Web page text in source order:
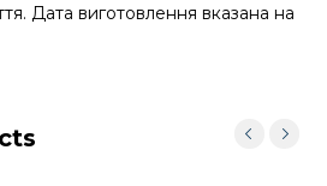
Дата виготовлення вказана на